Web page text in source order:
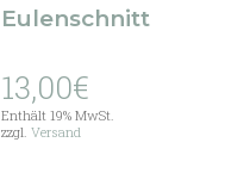
Eulenschnitt
13,00€
Enthält 19% MwSt.
zzgl. Versand